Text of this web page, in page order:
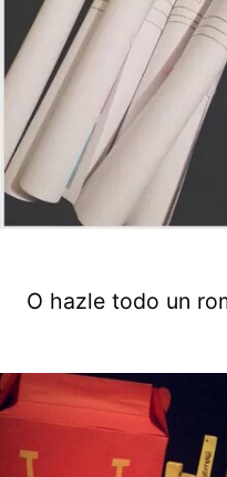
O hazle todo un